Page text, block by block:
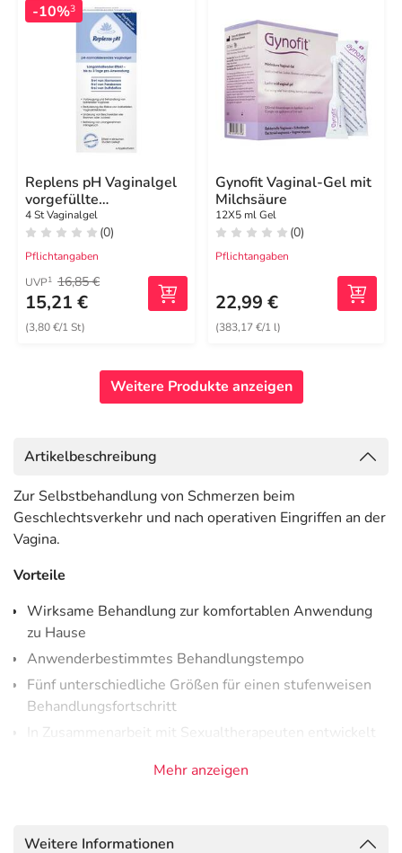
-10%3
Replens pH Vaginalgel
vorgefüllte
Applikatoren
4 St Vaginalgel
(0)
Pflichtangaben
UVP1 16,85 €
15,21 €
(3,80 €/1 St)
Gynofit Vaginal-Gel mit
Milchsäure
12X5 ml Gel
(0)
Pflichtangaben
22,99 €
(383,17 €/1 l)
Weitere Produkte anzeigen
Artikelbeschreibung
Zur Selbstbehandlung von Schmerzen beim
Geschlechtsverkehr und nach operativen Eingriffen an der
Vagina.
Vorteile
Wirksame Behandlung zur komfortablen Anwendung
zu Hause
Anwenderbestimmtes Behandlungstempo
Fünf unterschiedliche Größen für einen stufenweisen
Behandlungsfortschritt
In Zusammenarbeit mit Sexualtherapeuten entwickelt
Inhalt
Mehr anzeigen
Weitere Informationen